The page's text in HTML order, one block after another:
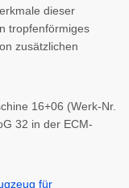
dieser
tropfenförmiges
zusätzlichen
16+06 (Werk-Nr.
32 in der ECM-